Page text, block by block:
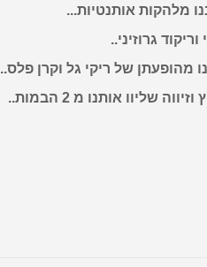
מלהקות אותנטיות...
גרוזיני..
מהופעתן של ריקי גל וקרן פלס..
שליוו אותנו מ 2 הבמות..